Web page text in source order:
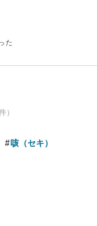
た
）
咳（セキ）